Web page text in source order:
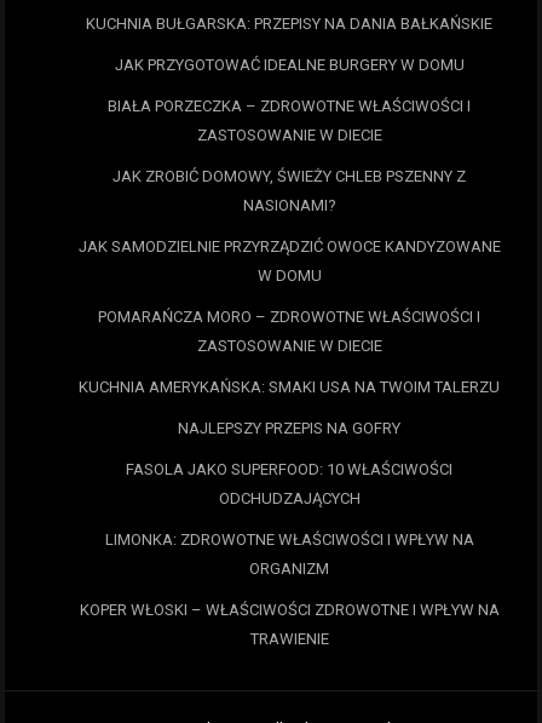
KUCHNIA BUŁGARSKA: PRZEPISY NA DANIA BAŁKAŃSKIE
JAK PRZYGOTOWAĆ IDEALNE BURGERY W DOMU
BIAŁA PORZECZKA – ZDROWOTNE WŁAŚCIWOŚCI I
ZASTOSOWANIE W DIECIE
JAK ZROBIĆ DOMOWY, ŚWIEŻY CHLEB PSZENNY Z
NASIONAMI?
JAK SAMODZIELNIE PRZYRZĄDZIĆ OWOCE KANDYZOWANE
W DOMU
POMARAŃCZA MORO – ZDROWOTNE WŁAŚCIWOŚCI I
ZASTOSOWANIE W DIECIE
KUCHNIA AMERYKAŃSKA: SMAKI USA NA TWOIM TALERZU
NAJLEPSZY PRZEPIS NA GOFRY
FASOLA JAKO SUPERFOOD: 10 WŁAŚCIWOŚCI
ODCHUDZAJĄCYCH
LIMONKA: ZDROWOTNE WŁAŚCIWOŚCI I WPŁYW NA
ORGANIZM
KOPER WŁOSKI – WŁAŚCIWOŚCI ZDROWOTNE I WPŁYW NA
TRAWIENIE